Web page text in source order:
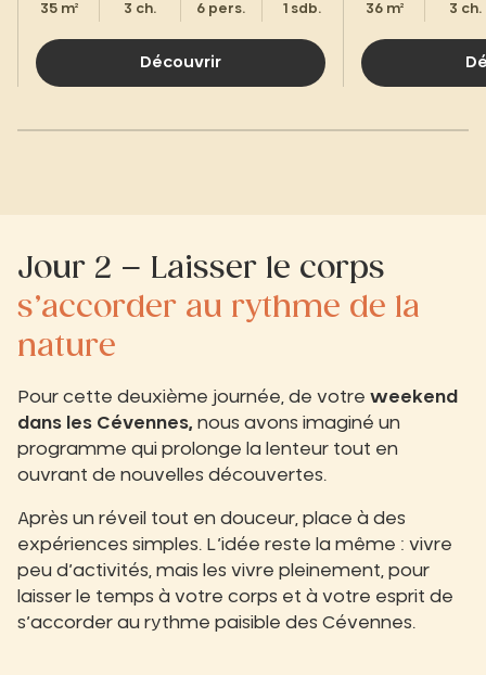
35 m² 3 ch. 6 pers. 1 sdb.
Découvrir
36 m² 3 ch.
Jour 2 – Laisser le corps
s’accorder au rythme de la
nature
Pour cette deuxième journée, de votre weekend
dans les Cévennes, nous avons imaginé un
programme qui prolonge la lenteur tout en
ouvrant de nouvelles découvertes.
Après un réveil tout en douceur, place à des
expériences simples. L’idée reste la même : vivre
peu d’activités, mais les vivre pleinement, pour
laisser le temps à votre corps et à votre esprit de
s’accorder au rythme paisible des Cévennes.